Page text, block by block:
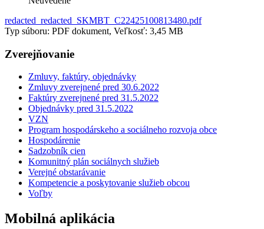
redacted_redacted_SKMBT_C22425100813480.pdf
Typ súboru: PDF dokument, Veľkosť: 3,45 MB
Zverejňovanie
Zmluvy, faktúry, objednávky
Zmluvy zverejnené pred 30.6.2022
Faktúry zverejnené pred 31.5.2022
Objednávky pred 31.5.2022
VZN
Program hospodárskeho a sociálneho rozvoja obce
Hospodárenie
Sadzobník cien
Komunitný plán sociálnych služieb
Verejné obstarávanie
Kompetencie a poskytovanie služieb obcou
Voľby
Mobilná aplikácia